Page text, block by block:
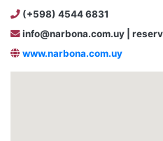
(+598) 4544 6831
info@narbona.com.uy |
www.narbona.com.uy